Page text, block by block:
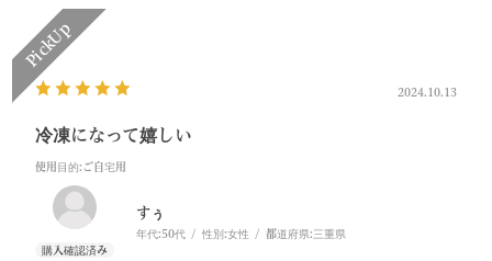
2024.10.13
冷凍になって嬉しい
使用目的:ご自宅用
すぅ
年代: 50代 性別:女性 都道府県: 三重県